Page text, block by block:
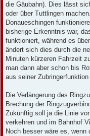
die Gäubahn). Dies lässt
oder über Tuttlingen
Donaueschingen
bisherige Erkenntnis war,
funktioniert, während es
ändert sich dies durch die
Minuten kürzeren Fahrzeit
man dann aber schon bis
aus seiner
Die Verlängerung des
Brechung der
Zukünftig soll ja die Linie
verkehren und im Bahnhof
Noch besser wäre es, wenn